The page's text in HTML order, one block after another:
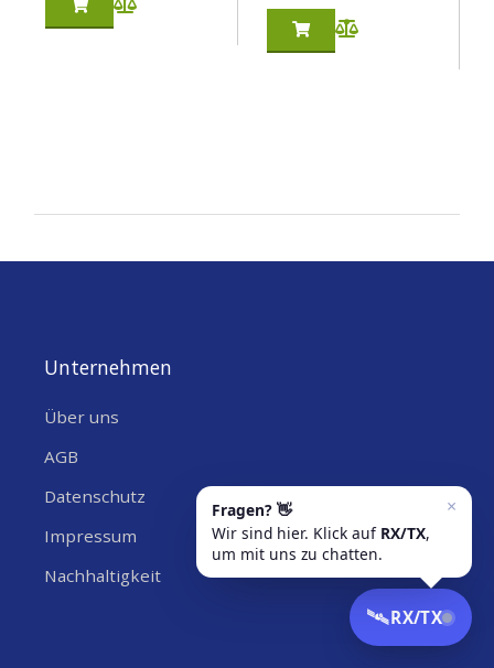
03-
Unternehmen
Über uns
AGB
Datenschutz
Impressum
Nachhaltigkeit